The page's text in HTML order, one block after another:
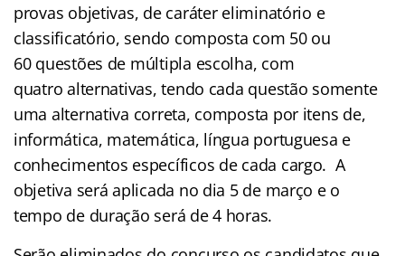
provas objetivas, de caráter eliminatório e
classificatório, sendo composta com 50 ou
60 questões de múltipla escolha, com
quatro alternativas, tendo cada questão somente
uma alternativa correta, composta por itens de,
informática, matemática, língua portuguesa e
conhecimentos específicos de cada cargo. A
objetiva será aplicada no dia 5 de março e o
tempo de duração será de 4 horas.